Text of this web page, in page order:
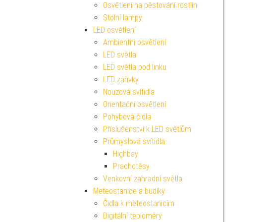
Osvětlení na pěstování rostlin
Stolní lampy
LED osvětlení
Ambientní osvětlení
LED světla
LED světla pod linku
LED zářivky
Nouzová svítidla
Orientační osvětlení
Pohybová čidla
Příslušenství k LED světlům
Průmyslová svítidla
Highbay
Prachotěsy
Venkovní zahradní světla
Meteostanice a budíky
Čidla k meteostanicím
Digitální teploměry